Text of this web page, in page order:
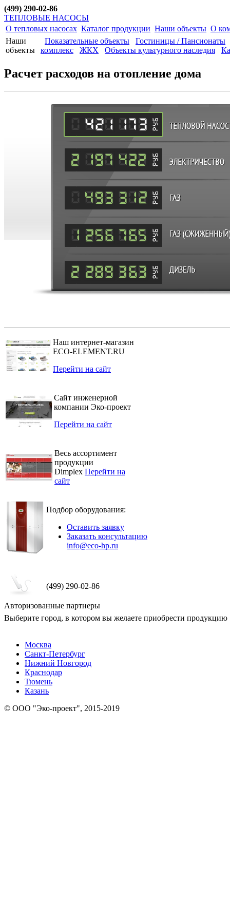
(499) 290-02-86
ТЕПЛОВЫЕ НАСОСЫ
О тепловых насосах Каталог продукции Наши объекты О
Наши
объекты
Показательные объекты
Гостиницы / Пансионаты
комплекс
ЖКХ Объекты культурного наследия
Расчет расходов на отопление дома
Наш интернет-магазин
ECO-ELEMENT.RU
Перейти на сайт
Сайт инженерной
компании Эко-проект
Перейти на сайт
Весь ассортимент
продукции
Dimplex Перейти на
сайт
Подбор оборудования:
Оставить заявку
Заказать консультацию
info@eco-hp.ru
(499) 290-02-86
Авторизованные партнеры
Выберите город, в котором вы желаете приобрести продукцию
Москва
Санкт-Петербург
Нижний Новгород
Краснодар
Тюмень
Казань
© ООО "Эко-проект", 2015-2019